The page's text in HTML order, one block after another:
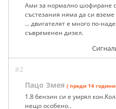
Ами за нормално шофиране
състезания няма да си
... двигателят е много по-
съвременен дизел.
#2
Пацо Змея ( преди 14
1.8 бензин си е умрял
нещо особено..